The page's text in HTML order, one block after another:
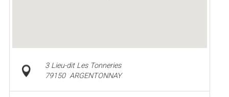
3 Lieu-dit Les Tonneries
79150 ARGENTONNAY